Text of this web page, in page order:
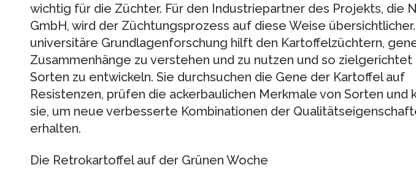
wichtig für die Züchter. Für den Industriepartner des Projekts, die
GmbH, wird der Züchtungsprozess auf diese Weise
universitäre Grundlagenforschung hilft den Kartoffelzüchtern,
Zusammenhänge zu verstehen und zu nutzen und so zielgerichtet
Sorten zu entwickeln. Sie durchsuchen die Gene der Kartoffel auf
Resistenzen, prüfen die ackerbaulichen Merkmale von Sorten und
sie, um neue verbesserte Kombinationen der
erhalten.
Die Retrokartoffel auf der Grünen Woche